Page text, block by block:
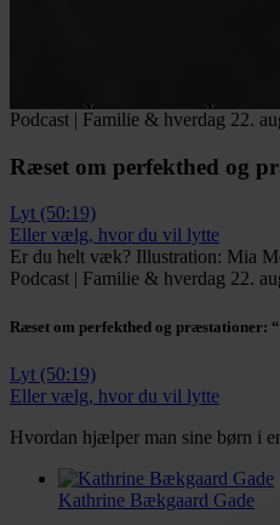
Podcast | Familie & hverdag 22.
Ræset om perfekthed og
Lyt (50:19)
Eller vælg, hvor du vil lytte
Er du helt væk? Illustration: Mia
Podcast | Familie & hverdag 22.
Ræset om perfekthed og præstationer:
Lyt (50:19)
Eller vælg, hvor du vil lytte
Hvordan hjælper man sine børn i
Kathrine Bækgaard Gade